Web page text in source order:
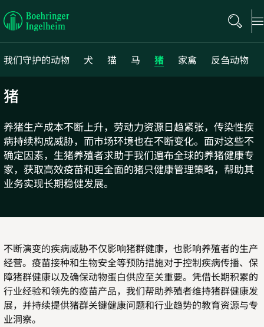
Boehringer
Ingelheim
我们守护的动物
犬 猫 马 猪 家禽 反刍动物
猪
养猪生产成本不断上升，劳动力资源日趋紧张，传染性疾
病持续构成威胁，而市场环境也在不断变化。面对这些不
确定因素，生猪养殖者求助于我们遍布全球的养猪健康专
家，获取高效疫苗和更全面的猪只健康管理策略，帮助其
业务实现长期稳健发展。
不断演变的疾病威胁不仅影响猪群健康，也影响养殖者的生产
经营。疫苗接种和生物安全等预防措施对于控制疾病传播、保
障猪群健康以及确保动物蛋白供应至关重要。凭借长期积累的
行业经验和领先的疫苗产品，我们帮助养殖者维持猪群健康发
展，并持续提供猪群关键健康问题和行业趋势的教育资源与专
业洞察。